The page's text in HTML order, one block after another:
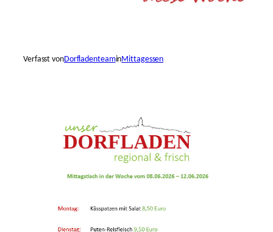
Verfasst vonDorfladenteaminMittagessen